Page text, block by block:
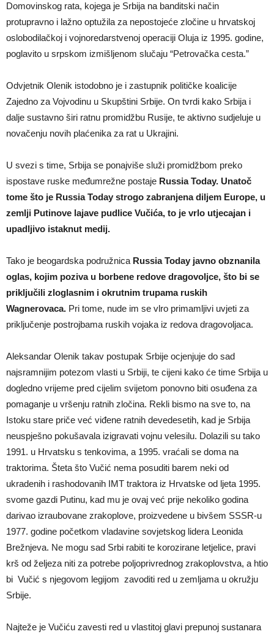
Domovinskog rata, kojega je Srbija na banditski način
protupravno i lažno optužila za nepostojeće zločine u hrvatskoj
oslobodilačkoj i vojnoredarstvenoj operaciji Oluja iz 1995. godine,
poglavito u srpskom izmišljenom slučaju “Petrovačka cesta.”
Odvjetnik Olenik istodobno je i zastupnik političke koalicije
Zajedno za Vojvodinu u Skupštini Srbije. On tvrdi kako Srbija i
dalje sustavno širi ratnu promidžbu Rusije, te aktivno sudjeluje u
novačenju novih plaćenika za rat u Ukrajini.
U svezi s time, Srbija se ponajviše služi promidžbom preko
ispostave ruske međumrežne postaje Russia Today. Unatoč
tome što je Russia Today strogo zabranjena diljem Europe, u
zemlji Putinove lajave pudlice Vučića, to je vrlo utjecajan i
upadljivo istaknut medij.
Tako je beogardska podružnica Russia Today javno obznanila
oglas, kojim poziva u borbene redove dragovoljce, što bi se
priključili zloglasnim i okrutnim trupama ruskih
Wagnerovaca. Pri tome, nude im se vlro primamljivi uvjeti za
priključenje postrojbama ruskih vojaka iz redova dragovoljaca.
Aleksandar Olenik takav postupak Srbije ocjenjuje do sad
najsramnijim potezom vlasti u Srbiji, te cijeni kako će time Srbija u
dogledno vrijeme pred cijelim svijetom ponovno biti osuđena za
pomaganje u vršenju ratnih zločina. Rekli bismo na sve to, na
Istoku stare priče već viđene ratnih devedesetih, kad je Srbija
neuspješno pokušavala izigravati vojnu velesilu. Dolazili su tako
1991. u Hrvatsku s tenkovima, a 1995. vraćali se doma na
traktorima. Šteta što Vučić nema posuditi barem neki od
ukradenih i rashodovanih IMT traktora iz Hrvatske od ljeta 1995.
svome gazdi Putinu, kad mu je ovaj već prije nekoliko godina
darivao izraubovane zrakoplove, proizvedene u bivšem SSSR-u
1977. godine početkom vladavine sovjetskog lidera Leonida
Brežnjeva. Ne mogu sad Srbi rabiti te korozirane letjelice, pravi
krš od željeza niti za potrebe poljoprivrednog zrakoplovstva, a htio
bi Vučić s njegovom legijom zavoditi red u zemljama u okružju
Srbije.
Najteže je Vučiću zavesti red u vlastitoj glavi prepunoj sustanara